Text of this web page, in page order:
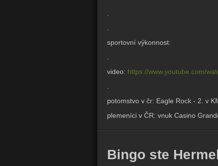
sportovní výkonnost:
video: https://www.youtube.com/
potomstvo v čr: Eagle Rock - 2. v
plemeníci v ČR: vnuk Casino
Bingo ste